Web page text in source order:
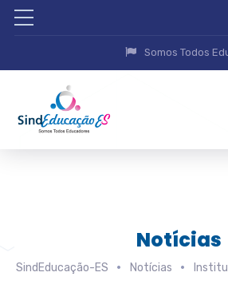
Somos Todos
Notícias
SindEducação-ES Notícias